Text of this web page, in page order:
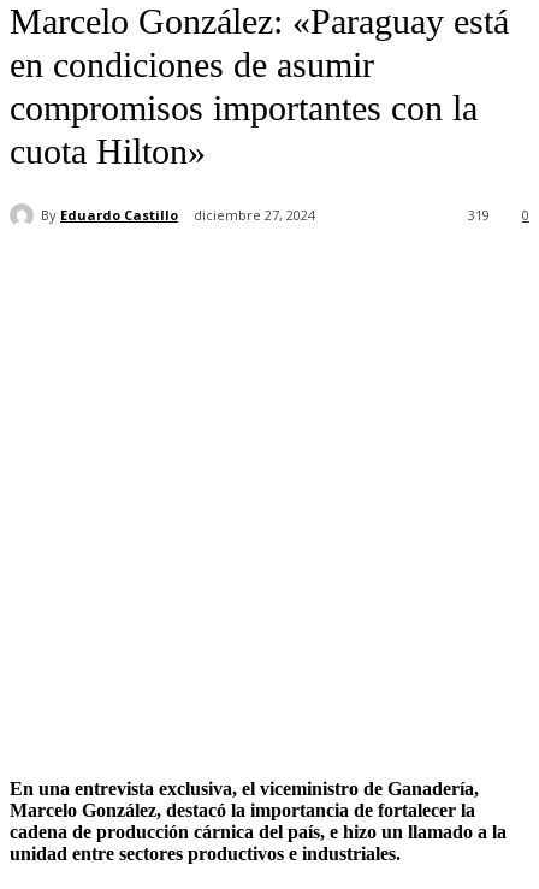
Marcelo González: «Paraguay está
en condiciones de asumir
compromisos importantes con la
cuota Hilton»
By Eduardo Castillo diciembre 27, 2024 0
319
En una entrevista exclusiva, el viceministro de Ganadería,
Marcelo González, destacó la importancia de fortalecer la
cadena de producción cárnica del país, e hizo un llamado a la
unidad entre sectores productivos e industriales.